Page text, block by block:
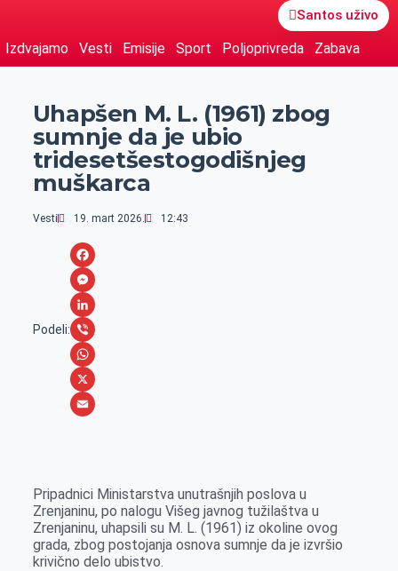
Santos uživo
Izdvajamo Vesti Emisije Sport Poljoprivreda Zabava
Uhapšen M. L. (1961) zbog
sumnje da je ubio
tridesetšestogodišnjeg
muškarca
Vesti 19. mart 2026. 12:43
Podeli:
F
a
c
e
b
o
M
e
s
s
e
r
L
i
n
k
n
V
i
b
W
h
A
p
p
X
i
l
Pripadnici Ministarstva unutrašnjih poslova u
Zrenjaninu, po nalogu Višeg javnog tužilaštva u
Zrenjaninu, uhapsili su M. L. (1961) iz okoline ovog
grada, zbog postojanja osnova sumnje da je izvršio
krivično delo ubistvo.